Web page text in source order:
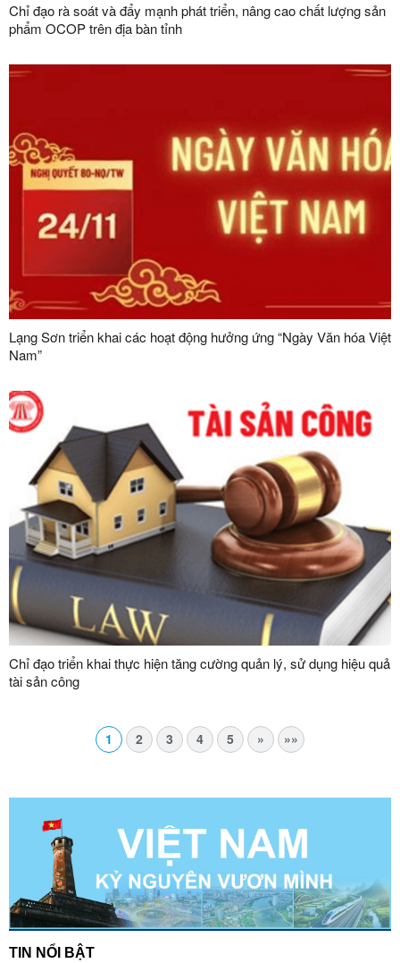
Chỉ đạo rà soát và đẩy mạnh phát triển, nâng cao chất lượng sản
phẩm OCOP trên địa bàn tỉnh
Lạng Sơn triển khai các hoạt động hưởng ứng “Ngày Văn hóa Việt
Nam”
Chỉ đạo triển khai thực hiện tăng cường quản lý, sử dụng hiệu quả
tài sản công
1 2 3 4 5 » »»
TIN NỔI BẬT